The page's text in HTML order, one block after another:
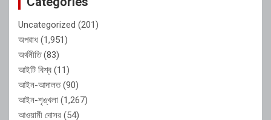
Uncategorized (201)
অপরাধ (1,951)
অর্থনীতি(83)
আইটি বিশ্ব (11)
আইন-আদালত(90)
আইন-শৃঙ্খলা (1,267)
আওয়ামী দোসর (54)